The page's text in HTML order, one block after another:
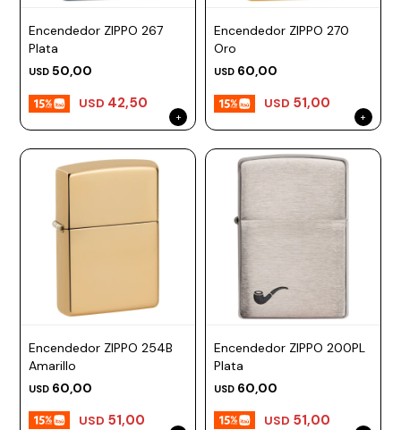
Encendedor ZIPPO 267
Plata
USD 50,00
USD 42,50
Encendedor ZIPPO 270
Oro
USD 60,00
USD 51,00
Encendedor ZIPPO 254B
Amarillo
USD 60,00
USD 51,00
Encendedor ZIPPO 200PL
Plata
USD 60,00
USD 51,00